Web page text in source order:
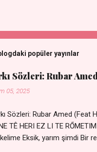
popüler yayınlar
Sözleri: Rubar
05, 2025
Sözleri: Rubar Amed (Feat
TÊ HERI EZ LI TE
Eksik, yarım şimdi Bir